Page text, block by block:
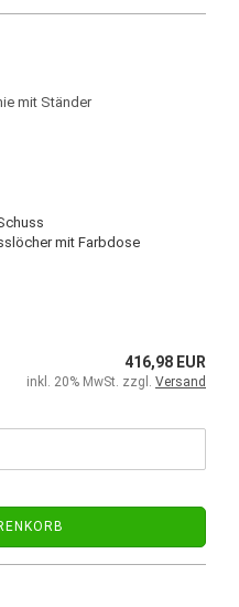
mit Farbdose
416,98 EUR
inkl. 20% MwSt. zzgl. Versand